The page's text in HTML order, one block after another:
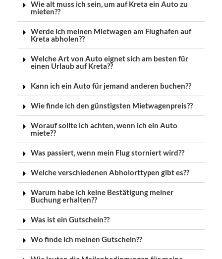
Wie alt muss ich sein, um auf Kreta ein Auto zu
mieten??
Werde ich meinen Mietwagen am Flughafen auf
Kreta abholen??
Welche Art von Auto eignet sich am besten für
einen Urlaub auf Kreta??
Kann ich ein Auto für jemand anderen buchen??
Wie finde ich den günstigsten Mietwagenpreis??
Worauf sollte ich achten, wenn ich ein Auto
miete??
Was passiert, wenn mein Flug storniert wird??
Welche verschiedenen Abholorttypen gibt es??
Warum habe ich keine Bestätigung meiner
Buchung erhalten??
Was ist ein Gutschein??
Wo finde ich meinen Gutschein??